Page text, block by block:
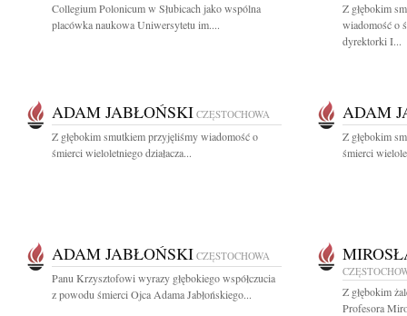
Collegium Polonicum w Słubicach jako wspólna
placówka naukowa Uniwersytetu im....
Z głębokim
wiadomość o
dyrektorki I...
ADAM JABŁOŃSKI CZĘSTOCHOWA
Z głębokim smutkiem przyjęliśmy wiadomość o
śmierci wieloletniego działacza...
ADAM
Z głębokim
śmierci
ADAM JABŁOŃSKI CZĘSTOCHOWA
Panu Krzysztofowi wyrazy głębokiego współczucia
z powodu śmierci Ojca Adama Jabłońskiego...
Z głębokim
Profesora